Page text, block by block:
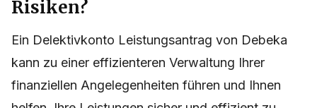
Risiken?
Ein Delektivkonto Leistungsantrag von Debeka
kann zu einer effizienteren Verwaltung Ihrer
finanziellen Angelegenheiten führen und Ihnen